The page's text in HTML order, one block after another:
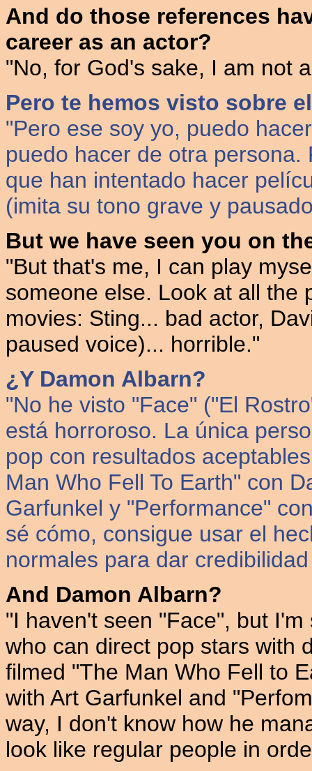
And do those references
career as an actor?
"No, for God's sake, I am not
Pero te hemos visto sobre
"Pero ese soy yo, puedo
puedo hacer de otra
que han intentado hacer
(imita su tono grave y
But we have seen you on
"But that's me, I can play
someone else. Look at all the
movies: Sting... bad actor,
paused voice)... horrible."
¿Y Damon Albarn?
"No he visto "Face" ("El
está horroroso. La única
pop con resultados
Man Who Fell To Earth" con
Garfunkel y "Performance"
sé cómo, consigue usar el
normales para dar
And Damon Albarn?
"I haven't seen "Face", but
who can direct pop stars with
filmed "The Man Who Fell to
with Art Garfunkel and
way, I don't know how he
look like regular people in